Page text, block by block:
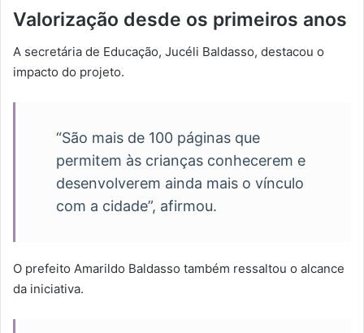
Valorização desde os primeiros anos
A secretária de Educação, Jucéli Baldasso, destacou o
impacto do projeto.
“São mais de 100 páginas que
permitem às crianças conhecerem e
desenvolverem ainda mais o vínculo
com a cidade”, afirmou.
O prefeito Amarildo Baldasso também ressaltou o alcance
da iniciativa.